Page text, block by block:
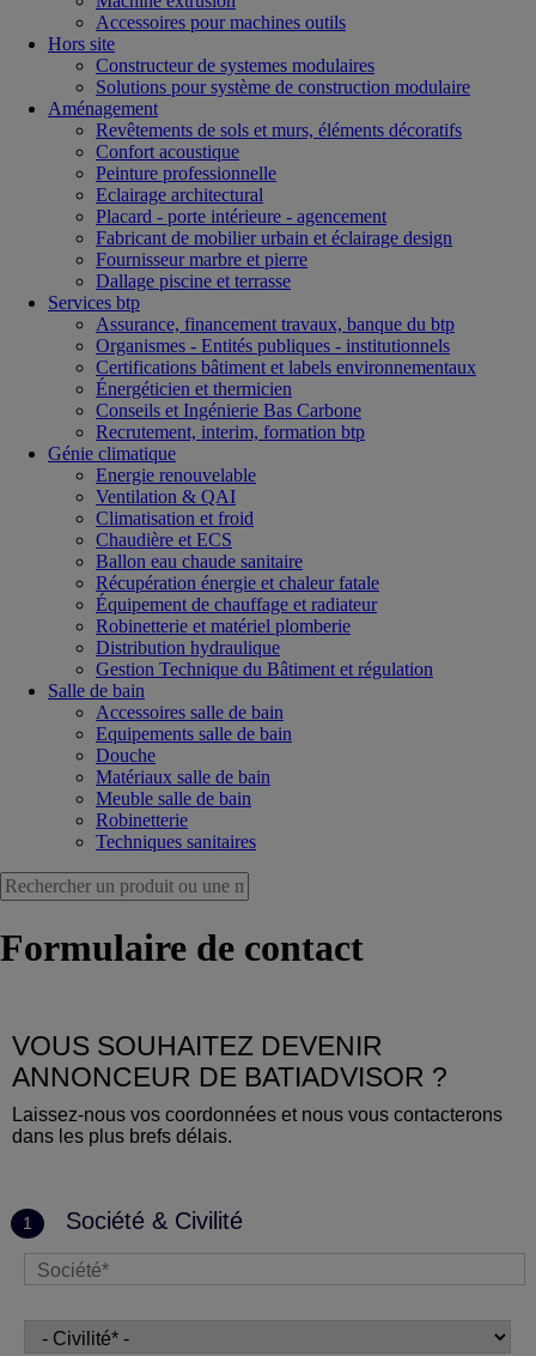
Accessoires pour machines outils
Hors site
Constructeur de systemes modulaires
Solutions pour système de construction modulaire
Aménagement
Revêtements de sols et murs, éléments décoratifs
Confort acoustique
Peinture professionnelle
Eclairage architectural
Placard - porte intérieure - agencement
Fabricant de mobilier urbain et éclairage design
Fournisseur marbre et pierre
Dallage piscine et terrasse
Services btp
Assurance, financement travaux, banque du btp
Organismes - Entités publiques - institutionnels
Certifications bâtiment et labels environnementaux
Énergéticien et thermicien
Conseils et Ingénierie Bas Carbone
Recrutement, interim, formation btp
Génie climatique
Energie renouvelable
Ventilation & QAI
Climatisation et froid
Chaudière et ECS
Ballon eau chaude sanitaire
Récupération énergie et chaleur fatale
Équipement de chauffage et radiateur
Robinetterie et matériel plomberie
Distribution hydraulique
Gestion Technique du Bâtiment et régulation
Salle de bain
Accessoires salle de bain
Equipements salle de bain
Douche
Matériaux salle de bain
Meuble salle de bain
Robinetterie
Techniques sanitaires
Formulaire de contact
VOUS SOUHAITEZ DEVENIR
ANNONCEUR DE BATIADVISOR ?
Laissez-nous vos coordonnées et nous vous contacterons
dans les plus brefs délais.
1 Société & Civilité